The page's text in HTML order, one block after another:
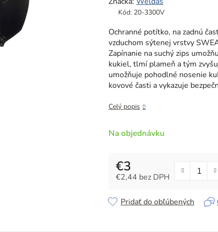
produktu
5,0
z
5
hviezdičiek.
Kód: 20-3300V
Ochranné potítko, na zadnú
vzduchom sýtenej vrstvy
Zapínanie na suchý zips
kukiel, tlmí plameň a tým
umožňuje pohodlné nosenie
kovové časti a vykazuje
Celý popis
Na objednávku
€3
€2,44 bez DPH
Pridať do obľúbených